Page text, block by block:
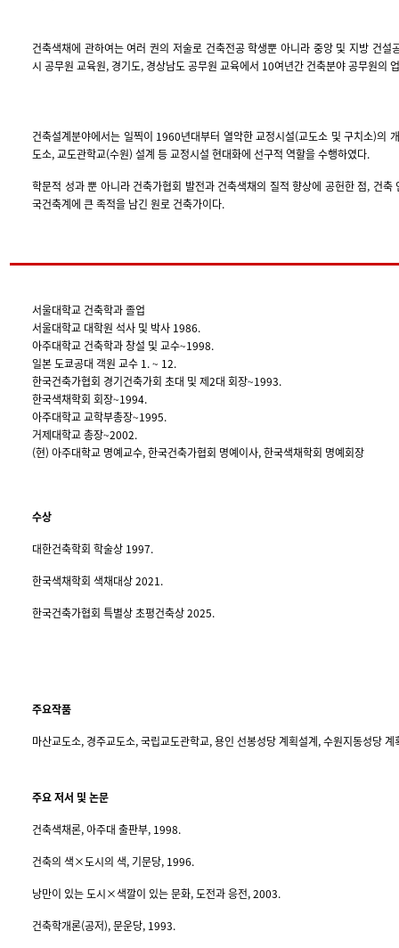
건축색채에 관하여는 여러 권의 저술로 건축전공 학생뿐 아니라 중앙 및 지방 건설
시 공무원 교육원, 경기도, 경상남도 공무원 교육에서 10여년간 건축분야 공무원의
건축설계분야에서는 일찍이 1960년대부터 열악한 교정시설(교도소 및 구치소)의
도소, 교도관학교(수원) 설계 등 교정시설 현대화에 선구적 역할을 수행하였다.
학문적 성과 뿐 아니라 건축가협회 발전과 건축색채의 질적 향상에 공헌한 점, 건
국건축계에 큰 족적을 남긴 원로 건축가이다.
서울대학교 건축학과 졸업
서울대학교 대학원 석사 및 박사 1986.
아주대학교 건축학과 창설 및 교수~1998.
일본 도쿄공대 객원 교수 1. ~ 12.
한국건축가협회 경기건축가회 초대 및 제2대 회장~1993.
한국색채학회 회장~1994.
아주대학교 교학부총장~1995.
거제대학교 총장~2002.
(현) 아주대학교 명예교수, 한국건축가협회 명예이사, 한국색채학회 명예회장
수상
대한건축학회 학술상 1997.
한국색채학회 색채대상 2021.
한국건축가협회 특별상 초평건축상 2025.
주요작품
마산교도소, 경주교도소, 국립교도관학교, 용인 선봉성당 계획설계, 수원지동성당 계
주요 저서 및 논문
건축색채론, 아주대 출판부, 1998.
건축의 색×도시의 색, 기문당, 1996.
낭만이 있는 도시×색깔이 있는 문화, 도전과 응전, 2003.
건축학개론(공저), 문운당, 1993.